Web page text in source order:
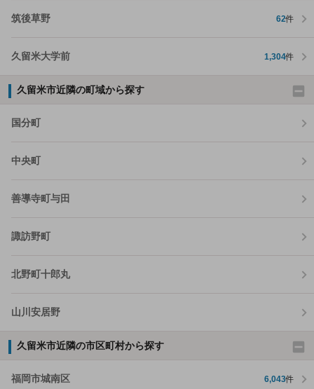
筑後草野 62件
久留米大学前 1,304件
久留米市近隣の町域から探す
国分町
中央町
善導寺町与田
諏訪野町
北野町十郎丸
山川安居野
久留米市近隣の市区町村から探す
福岡市城南区 6,043件